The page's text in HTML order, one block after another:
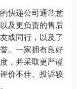
快递公司通常意
及更负责的售后
或同行，以及了
。一家拥有良好
，并采取更严谨
价不佳、投诉较